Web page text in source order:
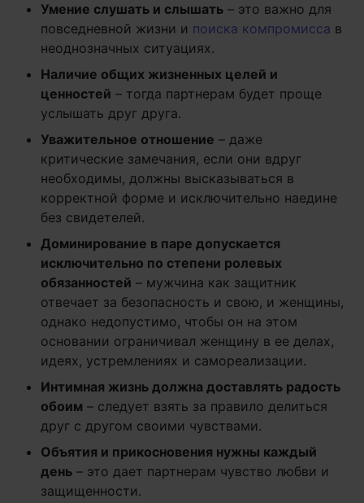
Умение слушать и слышать – это важно для
повседневной жизни и поиска компромисса в
неоднозначных ситуациях.
Наличие общих жизненных целей и
ценностей – тогда партнерам будет проще
услышать друг друга.
Уважительное отношение – даже
критические замечания, если они вдруг
необходимы, должны высказываться в
корректной форме и исключительно наедине
без свидетелей.
Доминирование в паре допускается
исключительно по степени ролевых
обязанностей – мужчина как защитник
отвечает за безопасность и свою, и женщины,
однако недопустимо, чтобы он на этом
основании ограничивал женщину в ее делах,
идеях, устремлениях и самореализации.
Интимная жизнь должна доставлять радость
обоим – следует взять за правило делиться
друг с другом своими чувствами.
Объятия и прикосновения нужны каждый
день – это дает партнерам чувство любви и
защищенности.